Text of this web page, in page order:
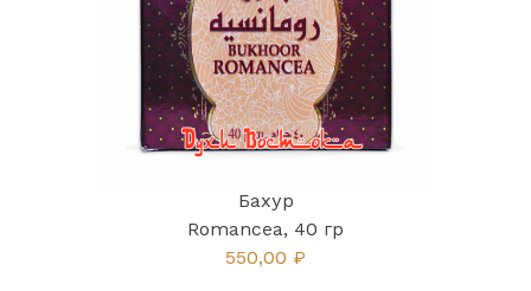
Бахур
Romancea, 40 гр
550,00 ₽